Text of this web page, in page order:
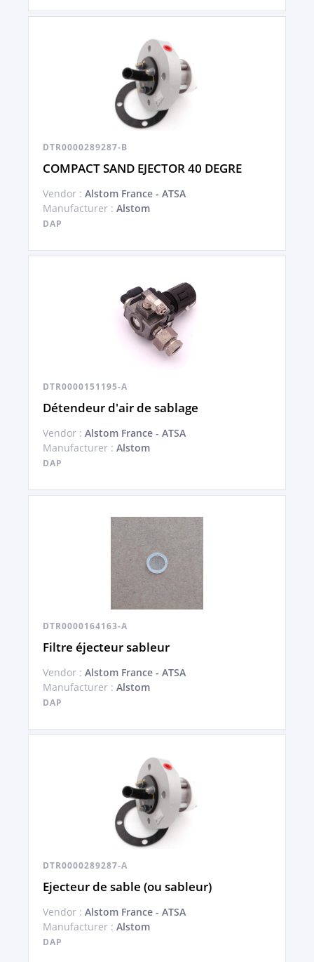
DTR0000289287-B
COMPACT SAND EJECTOR 40 DEGRE
Vendor : Alstom France - ATSA
Manufacturer : Alstom
DAP
DTR0000151195-A
Détendeur d'air de sablage
Vendor : Alstom France - ATSA
Manufacturer : Alstom
DAP
DTR0000164163-A
Filtre éjecteur sableur
Vendor : Alstom France - ATSA
Manufacturer : Alstom
DAP
DTR0000289287-A
Ejecteur de sable (ou sableur)
Vendor : Alstom France - ATSA
Manufacturer : Alstom
DAP